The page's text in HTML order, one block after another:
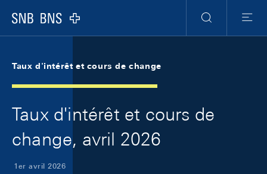
Logo
RechercheMenu
Taux d'intérêt et cours de change
Taux d'intérêt et cours de
change, avril 2026
1er avril 2026